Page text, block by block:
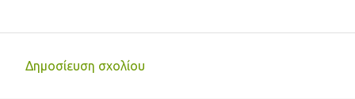
Δημοσίευση σχολίου